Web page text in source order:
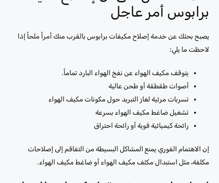
برابوس أمر عاجل
يصبح بحثك عن خدمة إصلاح مكيفات برابوس بالقرب منك أمراً ملحاً إذا
لاحظت ما يلي:
يتوقف مكيف الهواء عن نفخ الهواء البارد تماماً.
أصوات طقطقة أو طحن عالية
تسربات مرئية لغاز التبريد حول مكونات مكيف الهواء
تشغيل ضاغط مكيف الهواء بسرعة
رائحة كيميائية قوية أو رائحة احتراق
إن الاهتمام الفوري يمنع المشاكل البسيطة من التفاقم إلى إصلاحات
مكلفة، مثل استبدال مكثف مكيف الهواء أو ضاغط مكيف الهواء.